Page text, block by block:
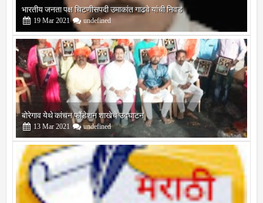
बोरेगाव येथे कांचन फौंडेशन शाखेचे उद्घाटन
13 Mar 2021 undefined
सोलापूर जिल्हा वृत्तपत्र लेखकमंच कडून वार्षिक पत्रलेखन स्पर्धेचे आयोजन
09 Feb undefined